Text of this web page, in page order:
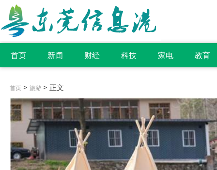
首页 新闻 财经 科技 家电 教育
首页 > 旅游 > 正文